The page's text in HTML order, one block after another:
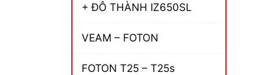
+ ĐÔ THÀNH IZ650SL
VEAM – FOTON
FOTON T25 – T25s